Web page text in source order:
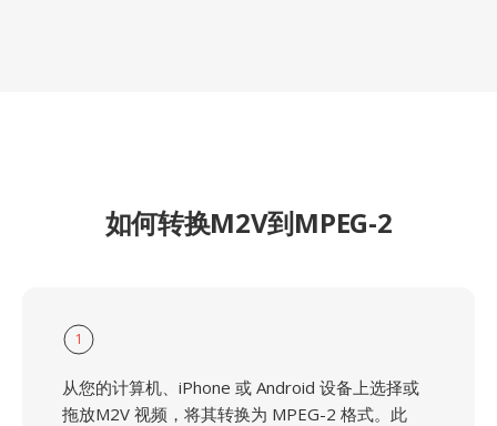
如何转换M2V到MPEG-2
1
从您的计算机、iPhone 或 Android 设备上选择或
拖放M2V 视频，将其转换为 MPEG-2 格式。此